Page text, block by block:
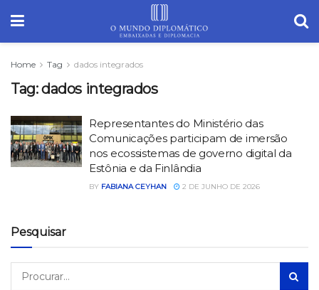
Home Tag dados integrados
Tag:dados integrados
Representantes do Ministério das
Comunicações participam de imersão
nos ecossistemas de governo digital da
Estônia e da Finlândia
BY FABIANA CEYHAN 2 DE JUNHO DE 2026
Pesquisar